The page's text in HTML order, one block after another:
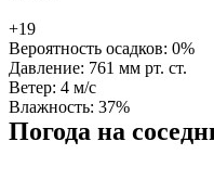
+19
Вероятность осадков: 0%
Давление: 761 мм рт. ст.
Ветер: 4 м/с
Влажность: 37%
Погода на